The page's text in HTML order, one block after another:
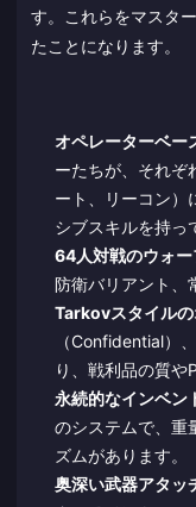
す。これらをマスタ
たことになります。
オペレーターベー
ーたちが、それぞ
ート、リーコン）
シブスキルを持っ
64人対戦のウォー
防衛バリアント、
Tarkovスタイル
（Confidential）
り、戦利品の質や
永続的なインベン
のシステムで、重
ズムがあります。
奥深い武器アタッ